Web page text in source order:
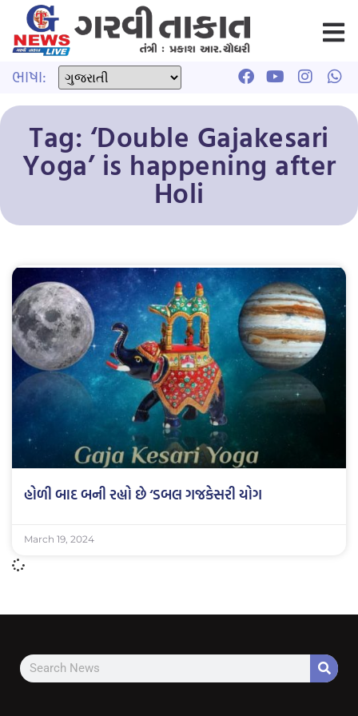
ભાષા:
Tag: ‘Double Gajakesari
Yoga’ is happening after
Holi
હોળી બાદ બની રહ્યો છે ‘ડબલ ગજકેસરી યોગ
March 19, 2024